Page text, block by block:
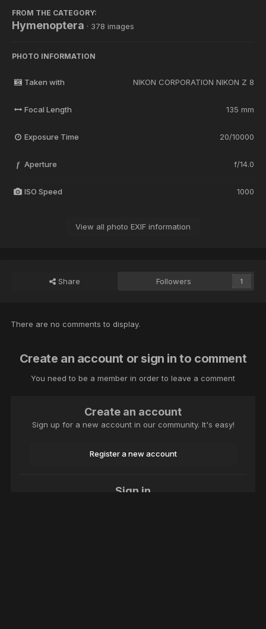
FROM THE CATEGORY:
Hymenoptera · 378 images
PHOTO INFORMATION
Taken with NIKON CORPORATION NIKON Z 8
Focal Length 135 mm
Exposure Time 20/10000
f Aperture f/14.0
ISO Speed 1000
View all photo EXIF information
Share Followers 1
There are no comments to display.
Create an account or sign in to comment
You need to be a member in order to leave a comment
Create an account
Sign up for a new account in our community. It's easy!
Register a new account
Sign in